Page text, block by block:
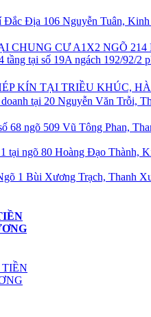
Địa 106 Nguyễn Tuân, Kinh
CHUNG CƯ A1X2 NGÕ
tầng tại số 19A ngách 192/92/
KÍN TẠI TRIỀU KHÚC,
tại 20 Nguyễn Văn Trỗi,
68 ngõ 509 Vũ Tông Phan,
tại ngõ 80 Hoàng Đạo Thành,
1 Bùi Xương Trạch, Thanh